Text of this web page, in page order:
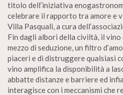
titolo dell’iniziativa
celebrare il rapporto tra amore e
Villa Pasquali, a cura
Fin dagli albori della civiltà, il
mezzo di seduzione, un filtro
piaceri e di distruggere qualsiasi
vino amplifica la disponibilità a
abbatte distanze e barriere ed
interagisce con i meccanismi che